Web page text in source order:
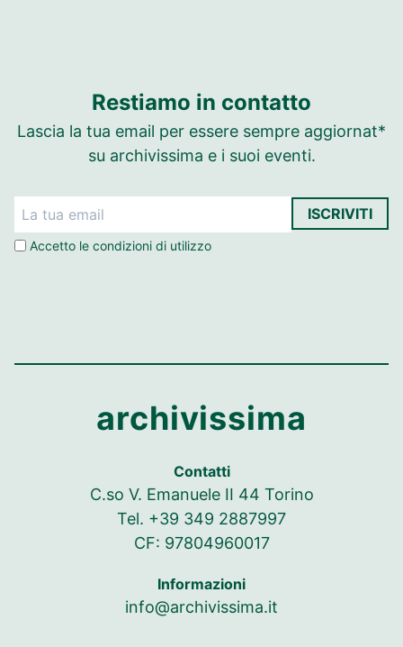
Restiamo in contatto
Lascia la tua email per essere sempre aggiornat*
su archivissima e i suoi eventi.
Accetto le condizioni di utilizzo
ISCRIVITI
archivissima
Contatti
C.so V. Emanuele II 44 Torino
Tel. +39 349 2887997
CF: 97804960017
Informazioni
info@archivissima.it